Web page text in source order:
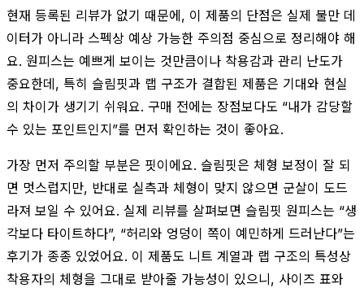
현재 등록된 리뷰가 없기 때문에, 이 제품의 단점은 실제 불만 데
이터가 아니라 스펙상 예상 가능한 주의점 중심으로 정리해야 해
요. 원피스는 예쁘게 보이는 것만큼이나 착용감과 관리 난도가
중요한데, 특히 슬림핏과 랩 구조가 결합된 제품은 기대와 현실
의 차이가 생기기 쉬워요. 구매 전에는 장점보다도 “내가 감당할
수 있는 포인트인지”를 먼저 확인하는 것이 좋아요.
가장 먼저 주의할 부분은 핏이에요. 슬림핏은 체형 보정이 잘 되
면 멋스럽지만, 반대로 실측과 체형이 맞지 않으면 군살이 도드
라져 보일 수 있어요. 실제 리뷰를 살펴보면 슬림핏 원피스는 “생
각보다 타이트하다”, “허리와 엉덩이 쪽이 예민하게 드러난다”는
후기가 종종 있었어요. 이 제품도 니트 계열과 랩 구조의 특성상
착용자의 체형을 그대로 받아줄 가능성이 있으니, 사이즈 표와